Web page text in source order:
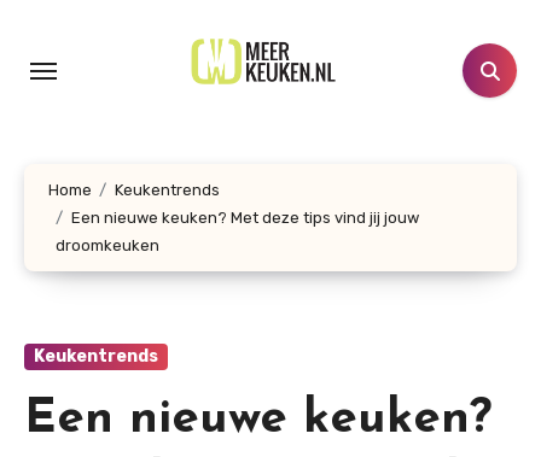
inhoud
Home
Keukentrends
Een nieuwe keuken? Met deze tips vind jij jouw
droomkeuken
Keukentrends
Een nieuwe keuken?